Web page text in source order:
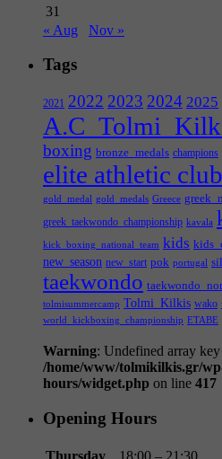
31
« Aug
Nov »
Tags
2021 2022 2023 2024 2025
boxing bronze_medals champions
elite athletic club
gold_medal gold_medals Greece
greek_taekwondo_championship kavala
kick_boxing_national_team kids
new_season new_start pok portugal
taekwondo
tolmisummercamp Tolmi_Kilkis wako
world_kickboxing_championship ΕΤΑΒΕ
Warning: Undefined array
/home/www/tolmikilkis.gr/
hours/widget.php on line 417
Opening Hours
Thursday
18:00 – 21:30